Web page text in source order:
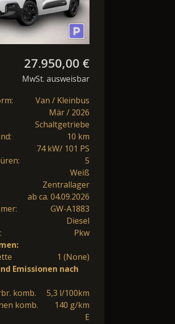
27.950,00 €
MwSt. ausweisbar
Van / Kleinbus
Mär / 2026
Schaltgetriebe
10 km
74 kW/ 101 PS
5
Weiß
Zentrallager
ab ca. 04.09.2026
GW-A1883
Diesel
Pkw
1 (None)
Emissionen nach
komb.
5,3 l/100km
komb.
140 g/km
E